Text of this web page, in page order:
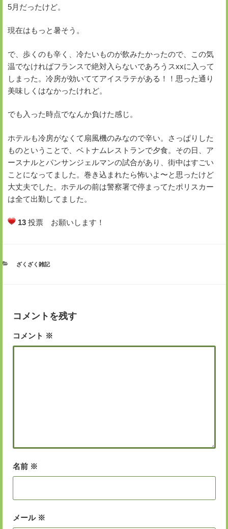
5月だったけど。
現在はもっと暑そう。
で、歩くのも辛く、冷たいものが飲みたかったので、この気
温でなければフランスで絶対入らないであろうスxxに入って
しまった。冷房が効いててアイスラテがある！！思った通り
美味しくはなかったけれど。
でも入った時点でなんか負けた感じ。
ホテルも冷房がなくて扇風機のみなので辛い。さっぱりした
ものということで、ベトナムレストランで夕食。その日、ア
ースナルとパンサンジェルマンの試合があり、街中はすごい
ことになってました。巻き込まれたら怖いよ〜と思ったけど
大丈夫でした。ホテルの前は警察署で停まってたポリスカー
は全て出勤してました。
13投票 お願いします！
カ
ざくざく雑記
コメントを残す
コメント ※
名前 ※
メール ※